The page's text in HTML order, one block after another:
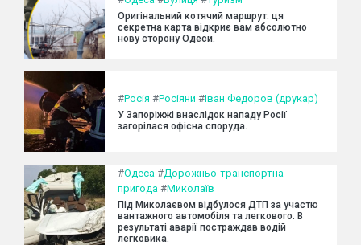
Оригінальний котячий маршрут: ця
секретна карта відкриє вам абсолютно
нову сторону Одеси.
#Росія #Росіяни #Іван Федоров (друкар)
У Запоріжжі внаслідок нападу Росії
загорілася офісна споруда.
#Одеса #Дорожньо-транспортна
пригода #Миколаїв
Під Миколаєвом відбулося ДТП за участю
вантажного автомобіля та легкового. В
результаті аварії постраждав водій
легковика.